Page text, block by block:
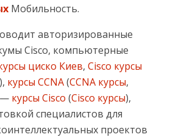
Мобильность.
авторизированные
Cisco, компьютерные
циско Киев, Cisco курсы
), курсы CCNA(CCNA курсы,
курсы Cisco (Cisco курсы),
специалистов для
проектов